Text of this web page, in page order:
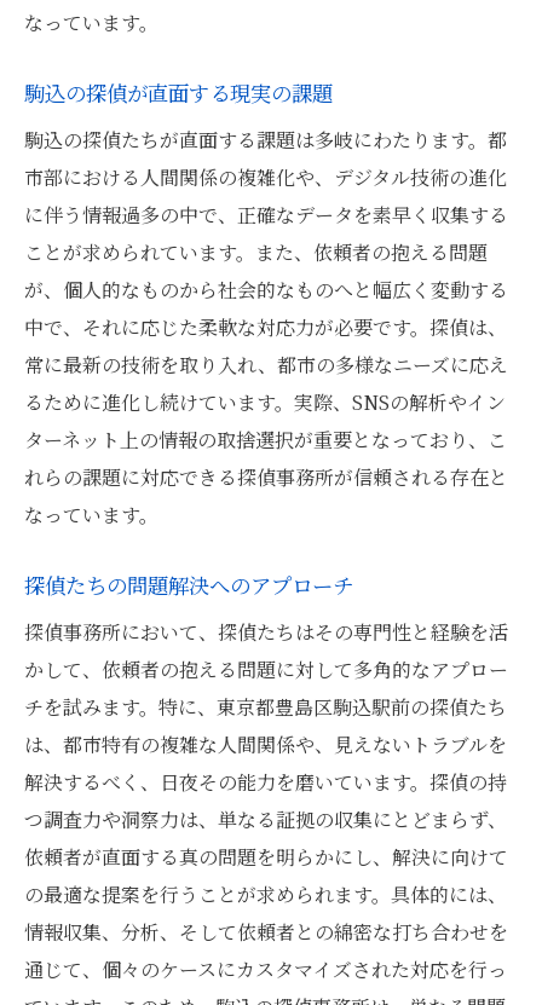
なっています。
駒込の探偵が直面する現実の課題
駒込の探偵たちが直面する課題は多岐にわたります。都
市部における人間関係の複雑化や、デジタル技術の進化
に伴う情報過多の中で、正確なデータを素早く収集する
ことが求められています。また、依頼者の抱える問題
が、個人的なものから社会的なものへと幅広く変動する
中で、それに応じた柔軟な対応力が必要です。探偵は、
常に最新の技術を取り入れ、都市の多様なニーズに応え
るために進化し続けています。実際、SNSの解析やイン
ターネット上の情報の取捨選択が重要となっており、こ
れらの課題に対応できる探偵事務所が信頼される存在と
なっています。
探偵たちの問題解決へのアプローチ
探偵事務所において、探偵たちはその専門性と経験を活
かして、依頼者の抱える問題に対して多角的なアプロー
チを試みます。特に、東京都豊島区駒込駅前の探偵たち
は、都市特有の複雑な人間関係や、見えないトラブルを
解決するべく、日夜その能力を磨いています。探偵の持
つ調査力や洞察力は、単なる証拠の収集にとどまらず、
依頼者が直面する真の問題を明らかにし、解決に向けて
の最適な提案を行うことが求められます。具体的には、
情報収集、分析、そして依頼者との綿密な打ち合わせを
通じて、個々のケースにカスタマイズされた対応を行っ